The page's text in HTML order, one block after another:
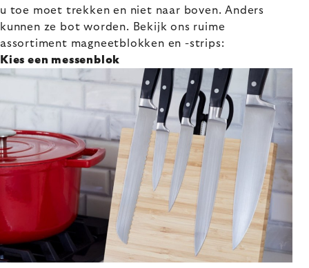
u toe moet trekken en niet naar boven. Anders
kunnen ze bot worden. Bekijk ons ruime
assortiment magneetblokken en -strips:
Kies een messenblok